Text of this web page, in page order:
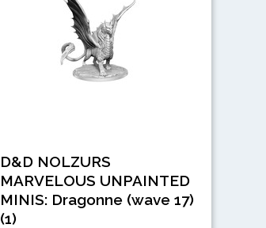
D&D NOLZURS
MARVELOUS UNPAINTED
MINIS: Dragonne (wave 17)
(1)